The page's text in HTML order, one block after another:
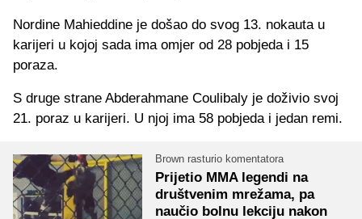
Nordine Mahieddine je došao do svog 13. nokauta u
karijeri u kojoj sada ima omjer od 28 pobjeda i 15
poraza.
S druge strane Abderahmane Coulibaly je doživio svoj
21. poraz u karijeri. U njoj ima 58 pobjeda i jedan remi.
Brown rasturio komentatora
Prijetio MMA legendi na
društvenim mrežama, pa
naučio bolnu lekciju nakon